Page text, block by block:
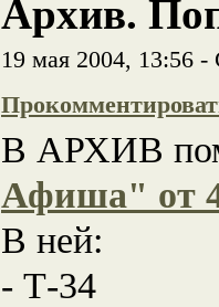
Архив.
19 мая 2004, 13:56
В АРХИВ
Афиша" от
В ней:
- Т-34